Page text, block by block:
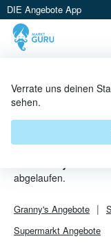
DIE Angebote App
Verrate uns deinen
sehen.
GRANNY'S
abgelaufen.
Granny's Angebote
Supermarkt Angebote